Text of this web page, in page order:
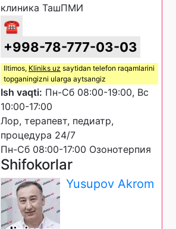
клиника ТашПМИ
☎
+998-78-777-03-03
Iltimos, Kliniks uz saytidan telefon raqamlarini
topganingizni ularga aytsangiz
Ish vaqti: Пн-Сб 08:00-19:00, Вс
10:00-17:00
Лор, терапевт, педиатр,
процедура 24/7
Пн-Сб 08:00-17:00 Озонотерпия
Shifokorlar
Yusupov Akrom